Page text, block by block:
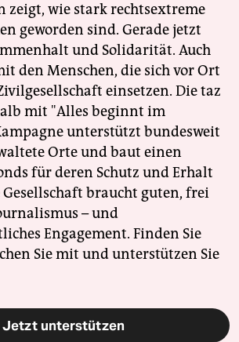
zeigt, wie stark rechtsextreme
geworden sind. Gerade jetzt
und Solidarität. Auch
den Menschen, die sich vor Ort
einsetzen. Die taz
mit "Alles beginnt im
unterstützt bundesweit
Orte und baut einen
für deren Schutz und Erhalt
braucht guten, frei
– und
Engagement. Finden Sie
Sie mit und unterstützen Sie
Jetzt unterstützen